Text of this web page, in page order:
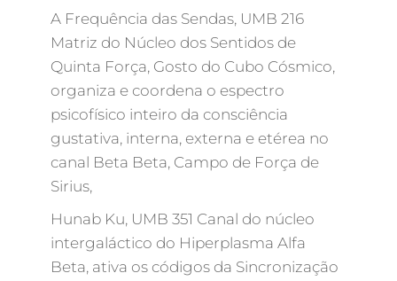
A Frequência das Sendas, UMB 216
Matriz do Núcleo dos Sentidos de
Quinta Força, Gosto do Cubo Cósmico,
organiza e coordena o espectro
psicofísico inteiro da consciência
gustativa, interna, externa e etérea no
canal Beta Beta, Campo de Força de
Sirius,
Hunab Ku, UMB 351 Canal do núcleo
intergaláctico do Hiperplasma Alfa
Beta, ativa os códigos da Sincronização